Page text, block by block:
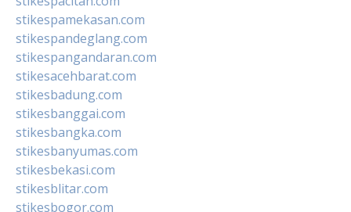
stikespamekasan.com
stikespandeglang.com
stikespangandaran.com
stikesacehbarat.com
stikesbadung.com
stikesbanggai.com
stikesbangka.com
stikesbanyumas.com
stikesbekasi.com
stikesblitar.com
stikesbogor.com